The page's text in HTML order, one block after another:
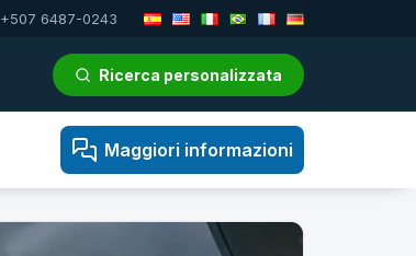
+507 6487-0243
Ricerca personalizzata
Maggiori informazioni